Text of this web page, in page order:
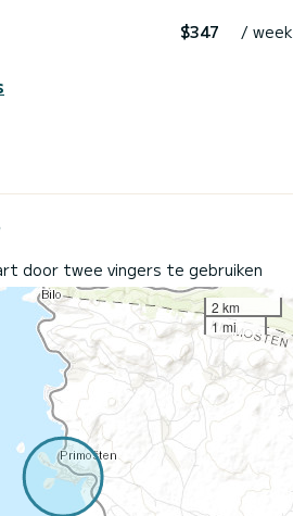
$347 / week
door twee vingers te gebruiken
2 km
1 mi